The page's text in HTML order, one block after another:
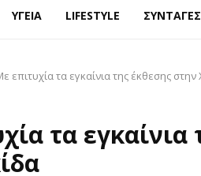
ΥΓΕΊΑ LIFESTYLE ΣΥΝΤΑΓΈΣ
επιτυχία τα εγκαίνια της έκθεσης
τα εγκαίνια